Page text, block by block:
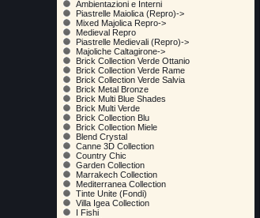
Ambientazioni e Interni
Piastrelle Maiolica (Repro)->
Mixed Majolica Repro->
Medieval Repro
Piastrelle Medievali (Repro)->
Majoliche Caltagirone->
Brick Collection Verde Ottanio
Brick Collection Verde Rame
Brick Collection Verde Salvia
Brick Metal Bronze
Brick Multi Blue Shades
Brick Multi Verde
Brick Collection Blu
Brick Collection Miele
Blend Crystal
Canne 3D Collection
Country Chic
Garden Collection
Marrakech Collection
Mediterranea Collection
Tinte Unite (Fondi)
Villa Igea Collection
I Fishi